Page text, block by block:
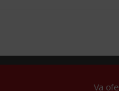
© 2024
Va